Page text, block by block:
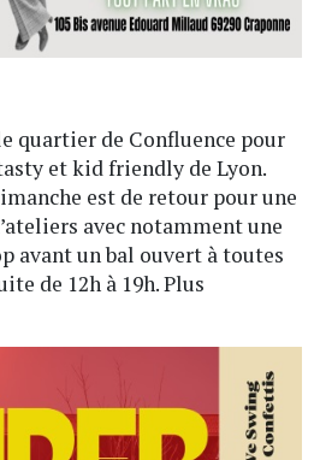
quartier de Confluence pour
et kid friendly de Lyon.
est de retour pour une
avec notamment une
avant un bal ouvert à toutes
de 12h à 19h. Plus